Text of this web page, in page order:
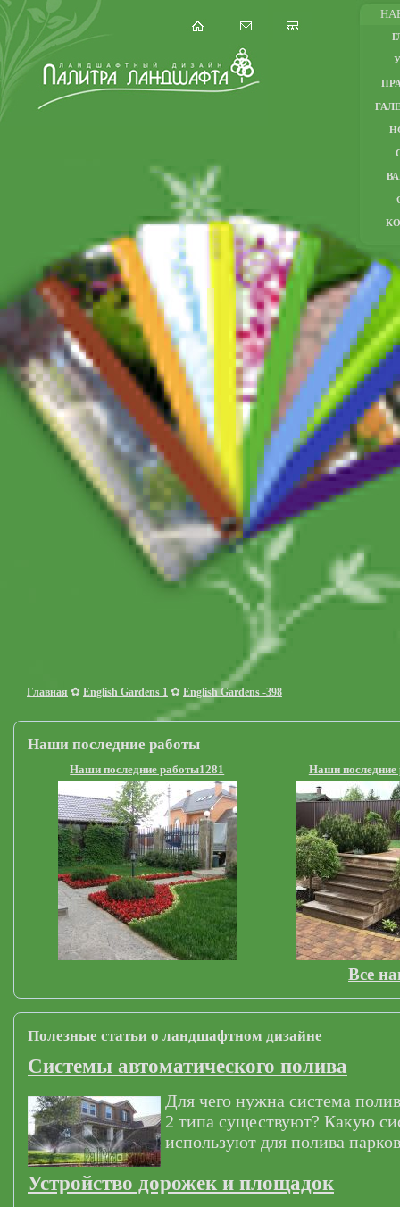
Главная ✿ English Gardens 1 ✿ English Gardens -398
Наши последние работы
Наши последние работы1281 Наши последние
Все
Полезные статьи о ландшафтном дизайне
Системы автоматического полива
Для чего нужна система
2 типа существуют? Какую
используют для полива
Устройство дорожек и площадок